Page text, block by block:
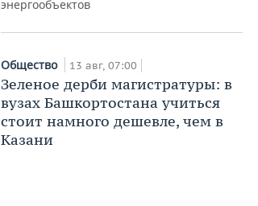
энергообъектов
Общество 13 авг, 07:00
Зеленое дерби магистратуры: в
вузах Башкортостана учиться
стоит намного дешевле, чем в
Казани